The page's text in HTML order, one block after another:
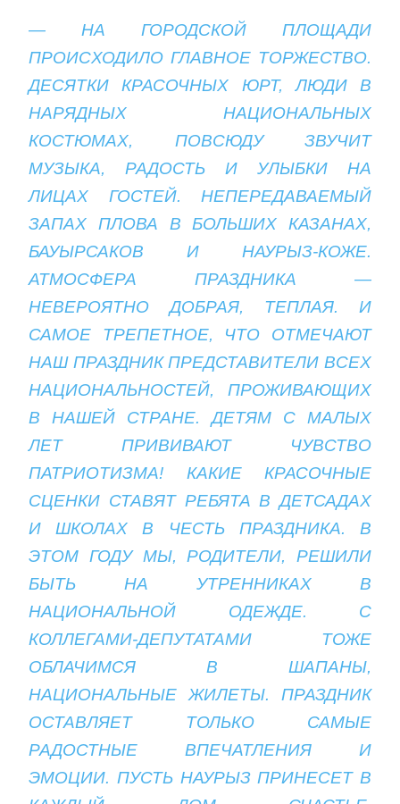
— НА ГОРОДСКОЙ ПЛОЩАДИ
ПРОИСХОДИЛО ГЛАВНОЕ ТОРЖЕСТВО.
ДЕСЯТКИ КРАСОЧНЫХ ЮРТ, ЛЮДИ В
НАРЯДНЫХ НАЦИОНАЛЬНЫХ
КОСТЮМАХ, ПОВСЮДУ ЗВУЧИТ
МУЗЫКА, РАДОСТЬ И УЛЫБКИ НА
ЛИЦАХ ГОСТЕЙ. НЕПЕРЕДАВАЕМЫЙ
ЗАПАХ ПЛОВА В БОЛЬШИХ КАЗАНАХ,
БАУЫРСАКОВ И НАУРЫЗ-КОЖЕ.
АТМОСФЕРА ПРАЗДНИКА —
НЕВЕРОЯТНО ДОБРАЯ, ТЕПЛАЯ. И
САМОЕ ТРЕПЕТНОЕ, ЧТО ОТМЕЧАЮТ
НАШ ПРАЗДНИК ПРЕДСТАВИТЕЛИ ВСЕХ
НАЦИОНАЛЬНОСТЕЙ, ПРОЖИВАЮЩИХ
В НАШЕЙ СТРАНЕ. ДЕТЯМ С МАЛЫХ
ЛЕТ ПРИВИВАЮТ ЧУВСТВО
ПАТРИОТИЗМА! КАКИЕ КРАСОЧНЫЕ
СЦЕНКИ СТАВЯТ РЕБЯТА В ДЕТСАДАХ
И ШКОЛАХ В ЧЕСТЬ ПРАЗДНИКА. В
ЭТОМ ГОДУ МЫ, РОДИТЕЛИ, РЕШИЛИ
БЫТЬ НА УТРЕННИКАХ В
НАЦИОНАЛЬНОЙ ОДЕЖДЕ. С
КОЛЛЕГАМИ-ДЕПУТАТАМИ ТОЖЕ
ОБЛАЧИМСЯ В ШАПАНЫ,
НАЦИОНАЛЬНЫЕ ЖИЛЕТЫ. ПРАЗДНИК
ОСТАВЛЯЕТ ТОЛЬКО САМЫЕ
РАДОСТНЫЕ ВПЕЧАТЛЕНИЯ И
ЭМОЦИИ. ПУСТЬ НАУРЫЗ ПРИНЕСЕТ В